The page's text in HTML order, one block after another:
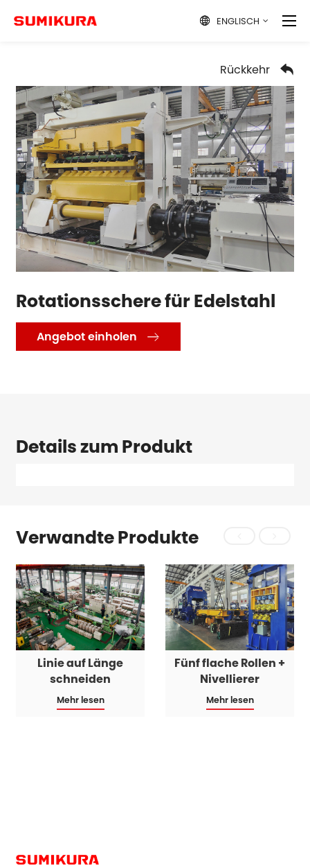
 ENGLISCH
Rückkehr 
Rotationsschere für Edelstahl
Angebot einholen 
Details zum Produkt
Verwandte Produkte
Linie auf Länge
schneiden
Mehr lesen
Fünf flache Rollen +
Nivellierer
Mehr lesen